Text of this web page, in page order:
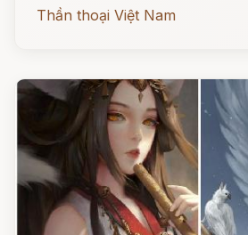
Thần thoại Việt Nam